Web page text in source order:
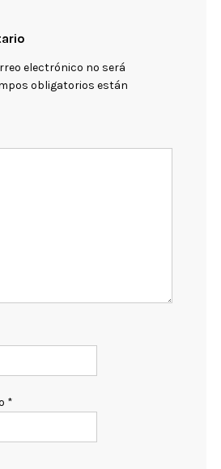
electrónico no será
obligatorios están
*